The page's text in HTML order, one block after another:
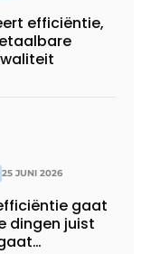
efficiëntie,
25 JUNI 2026
gaat
dingen juist